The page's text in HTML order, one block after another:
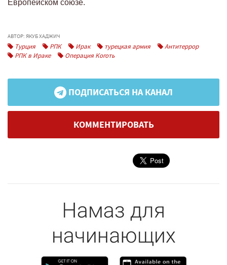
Европейском союзе.
АВТОР: ЯКУБ ХАДЖИЧ
Турция РПК Ирак турецкая армия
Антитеррор
РПК в Ираке
Операция Коготь
ПОДПИСАТЬСЯ НА КАНАЛ
КОММЕНТИРОВАТЬ